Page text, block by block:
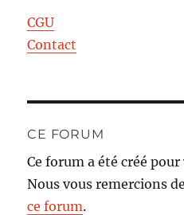
CGU
Contact
CE FORUM
Ce forum a été créé pour
Nous vous remercions
ce forum.